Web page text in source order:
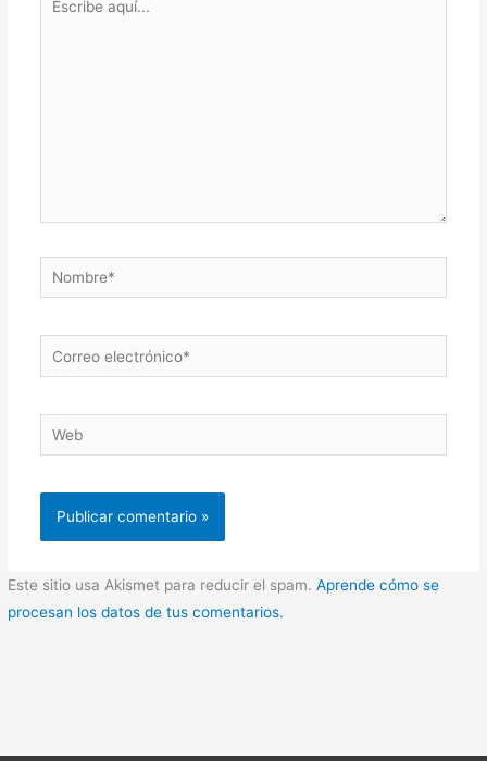
Nombre*
Correo
electrónico*
Web
Este sitio usa Akismet para reducir el spam.Aprende cómo se
procesan los datos de tus comentarios.